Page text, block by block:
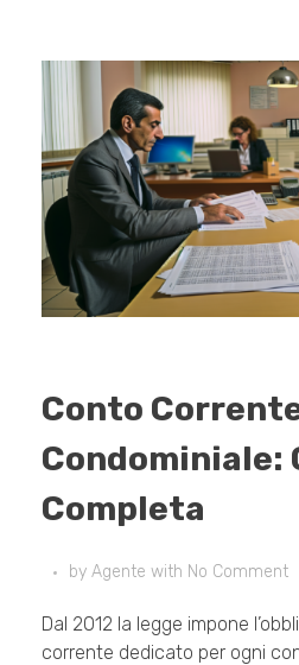
Conto
Condominiale:
Completa
by Agente with No Comment
Dal 2012 la legge impone
corrente dedicato per ogni